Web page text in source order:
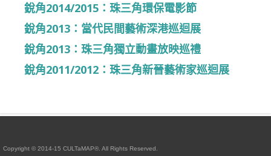
仲夏藝贊
仲夏藝贊2012
仲夏藝贊2011
銳角2014/2015：珠三角環保電影節
銳角2013：當代民間藝術深港巡迴展
銳角2013：珠三角獨立動畫放映巡禮
銳角2011/2012：珠三角新晉藝術家巡迴展
Copyright © 2014-15 CULTaMAP®. All Rights Reserved.